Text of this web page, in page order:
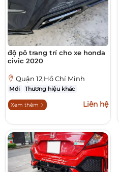
độ pô trang trí cho xe honda
civic 2020
Quận 12,Hồ Chí Minh
Mới Thương hiệu khác
Xem thêm Liên hệ